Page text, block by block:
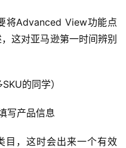
将Advanced View功能点
这对亚马逊第一时间辨别
的同学）
写产品信息
目，这时会出来一个有效